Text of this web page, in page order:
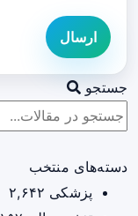
ارسال
جستجو
دسته‌های منتخب
پزشکی ۲,۶۴۲